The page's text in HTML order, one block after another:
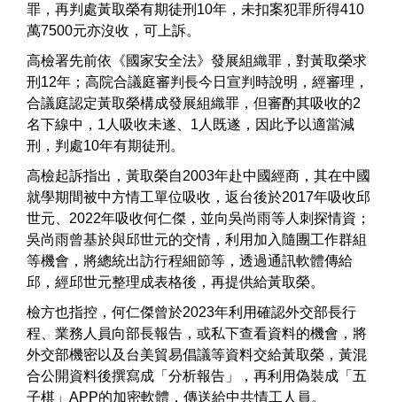
罪，再判處黃取榮有期徒刑10年，未扣案犯罪所得410
萬7500元亦沒收，可上訴。
高檢署先前依《國家安全法》發展組織罪，對黃取榮求
刑12年；高院合議庭審判長今日宣判時說明，經審理，
合議庭認定黃取榮構成發展組織罪，但審酌其吸收的2
名下線中，1人吸收未遂、1人既遂，因此予以適當減
刑，判處10年有期徒刑。
高檢起訴指出，黃取榮自2003年赴中國經商，其在中國
就學期間被中方情工單位吸收，返台後於2017年吸收邱
世元、2022年吸收何仁傑，並向吳尚雨等人刺探情資；
吳尚雨曾基於與邱世元的交情，利用加入隨團工作群組
等機會，將總統出訪行程細節等，透過通訊軟體傳給
邱，經邱世元整理成表格後，再提供給黃取榮。
檢方也指控，何仁傑曾於2023年利用確認外交部長行
程、業務人員向部長報告，或私下查看資料的機會，將
外交部機密以及台美貿易倡議等資料交給黃取榮，黃混
合公開資料後撰寫成「分析報告」，再利用偽裝成「五
子棋」APP的加密軟體，傳送給中共情工人員。